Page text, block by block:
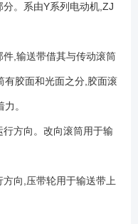
。系由Y系列电动机,ZJ
,输送带借其与传动滚筒
有胶面和光面之分,胶面滚
。
方向。改向滚筒用于输
向,压带轮用于输送带上